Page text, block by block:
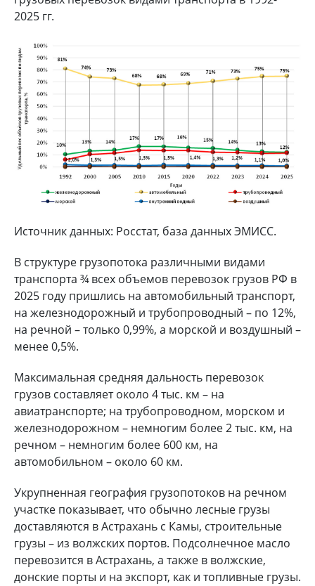
2025 гг.
Источник данных: Росстат, база данных ЭМИСС.
В структуре грузопотока различными видами
транспорта ¾ всех объемов перевозок грузов РФ в
2025 году пришлись на автомобильный транспорт,
на железнодорожный и трубопроводный – по 12%,
на речной – только 0,99%, а морской и воздушный –
менее 0,5%.
Максимальная средняя дальность перевозок
грузов составляет около 4 тыс. км – на
авиатранспорте; на трубопроводном, морском и
железнодорожном – немногим более 2 тыс. км, на
речном – немногим более 600 км, на
автомобильном – около 60 км.
Укрупненная география грузопотоков на речном
участке показывает, что обычно лесные грузы
доставляются в Астрахань с Камы, строительные
грузы – из волжских портов. Подсолнечное масло
перевозится в Астрахань, а также в волжские,
донские порты и на экспорт, как и топливные грузы.